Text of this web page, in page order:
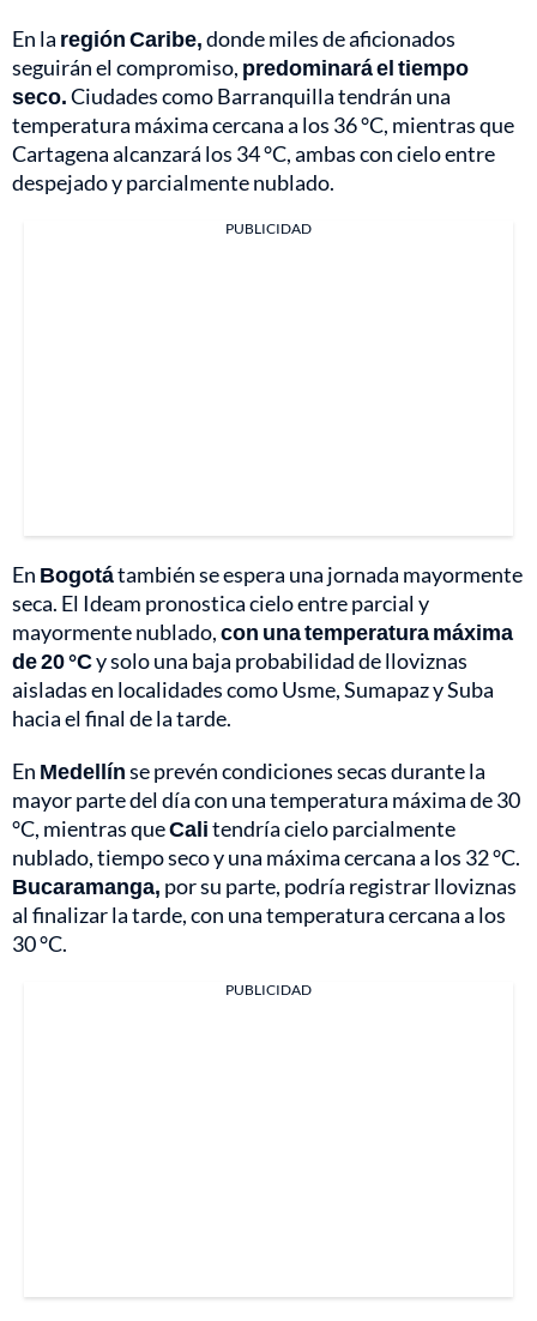
En la región Caribe,donde miles de aficionados
seguirán el compromiso, predominará el tiempo
seco.Ciudades como Barranquilla tendrán una
temperatura máxima cercana a los 36 °C, mientras que
Cartagena alcanzará los 34 °C, ambas con cielo entre
despejado y parcialmente nublado.
PUBLICIDAD
En Bogotátambién se espera una jornada mayormente
seca. El Ideam pronostica cielo entre parcial y
mayormente nublado,con una temperatura máxima
de 20 °Cy solo una baja probabilidad de lloviznas
aisladas en localidades como Usme, Sumapaz y Suba
hacia el final de la tarde.
En Medellínse prevén condiciones secas durante la
mayor parte del día con una temperatura máxima de 30
°C, mientras queCalitendría cielo parcialmente
nublado, tiempo seco y una máxima cercana a los 32 °C.
Bucaramanga, por su parte, podría registrar lloviznas
al finalizar la tarde, con una temperatura cercana a los
30 °C.
PUBLICIDAD